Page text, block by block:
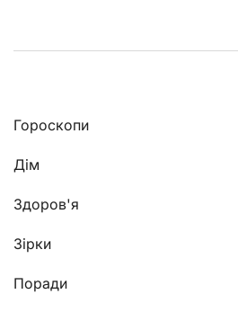
Гороскопи
Дім
Здоров'я
Зірки
Поради